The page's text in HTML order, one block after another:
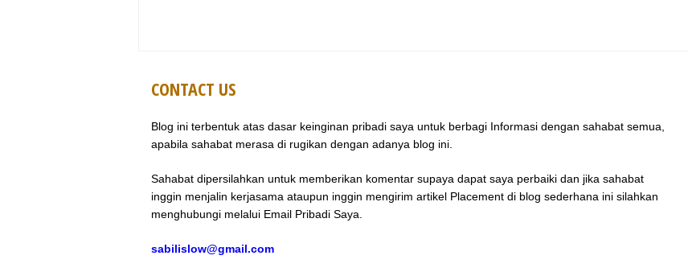
CONTACT US
Blog ini terbentuk atas dasar keinginan pribadi saya untuk berbagi Informasi dengan sahabat semua,
apabila sahabat merasa di rugikan dengan adanya blog ini.
Sahabat dipersilahkan untuk memberikan komentar supaya dapat saya perbaiki dan jika sahabat
inggin menjalin kerjasama ataupun inggin mengirim artikel Placement di blog sederhana ini silahkan
menghubungi melalui Email Pribadi Saya.
sabilislow@gmail.com